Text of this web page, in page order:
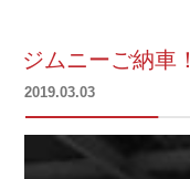
ジムニーご納車！
投
2019.03.03